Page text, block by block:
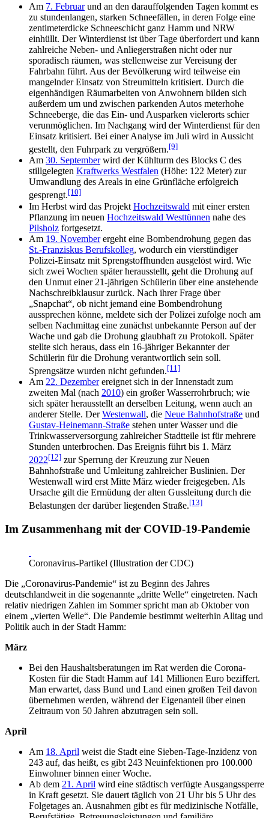
Am 7. Februarund an den darauffolgenden Tagen kommt es
zu stundenlangen, starken Schneefällen, in deren Folge eine
zentimeterdicke Schneeschicht ganz Hamm und NRW
einhüllt. Der Winterdienst ist über Tage überfordert und kann
zahlreiche Neben- und Anliegerstraßen nicht oder nur
sporadisch räumen, was stellenweise zur Vereisung der
Fahrbahn führt. Aus der Bevölkerung wird teilweise ein
mangelnder Einsatz von Streumitteln kritisiert. Durch die
eigenhändigen Räumarbeiten von Anwohnern bilden sich
außerdem um und zwischen parkenden Autos meterhohe
Schneeberge, die das Ein- und Ausparken vielerorts schier
verunmöglichen. Im Nachgang wird der Winterdienst für den
Einsatz kritisiert. Bei einer Analyse im Juli wird in Aussicht
gestellt, den Fuhrpark zu vergrößern.[9]
Am 30. Septemberwird der Kühlturm des Blocks C des
stillgelegten Kraftwerks Westfalen (Höhe: 122 Meter) zur
Umwandlung des Areals in eine Grünfläche erfolgreich
gesprengt.[10]
Im Herbst wird das Projekt Hochzeitswald mit einer ersten
Pflanzung im neuen Hochzeitswald Westtünnen nahe des
Pilsholz fortgesetzt.
Am 19. Novemberergeht eine Bombendrohung gegen das
St.-Franziskus Berufskolleg, wodurch ein vierstündiger
Polizei-Einsatz mit Sprengstoffhunden ausgelöst wird. Wie
sich zwei Wochen später herausstellt, geht die Drohung auf
den Unmut einer 21-jährigen Schülerin über eine anstehende
Nachschreibklausur zurück. Nach ihrer Frage über
„Snapchat“, ob nicht jemand eine Bombendrohung
aussprechen könne, meldete sich der Polizei zufolge noch am
selben Nachmittag eine zunächst unbekannte Person auf der
Wache und gab die Drohung glaubhaft zu Protokoll. Später
stellte sich heraus, dass ein 16-jähriger Bekannter der
Schülerin für die Drohung verantwortlich sein soll.
Sprengsätze wurden nicht gefunden.[11]
Am 22. Dezemberereignet sich in der Innenstadt zum
zweiten Mal (nach 2010) ein großer Wasserrohrbruch; wie
sich später herausstellt an derselben Leitung, wenn auch an
anderer Stelle. DerWestenwall, die Neue Bahnhofstraße und
Gustav-Heinemann-Straße stehen unter Wasser und die
Trinkwasserversorgung zahlreicher Stadtteile ist für mehrere
Stunden unterbrochen. Das Ereignis führt bis 1. März
2022[12] zur Sperrung der Kreuzung zur Neuen
Bahnhofstraße und Umleitung zahlreicher Buslinien. Der
Westenwall wird erst Mitte März wieder freigegeben. Als
Ursache gilt die Ermüdung der alten Gussleitung durch die
Belastungen der darüber liegenden Straße.[13]
Im Zusammenhang mit der COVID-19-Pandemie
Coronavirus-Partikel (Illustration der CDC)
Die „Coronavirus-Pandemie“ ist zu Beginn des Jahres
deutschlandweit in die sogenannte „dritte Welle“ eingetreten. Nach
relativ niedrigen Zahlen im Sommer spricht man ab Oktober von
einem „vierten Welle“. Die Pandemie bestimmt weiterhin Alltag und
Politik auch in der Stadt Hamm:
März
Bei den Haushaltsberatungen im Rat werden die Corona-
Kosten für die Stadt Hamm auf 141 Millionen Euro beziffert.
Man erwartet, dass Bund und Land einen großen Teil davon
übernehmen werden, während der Eigenanteil über einen
Zeitraum von 50 Jahren abzutragen sein soll.
April
Am 18. April weist die Stadt eine Sieben-Tage-Inzidenz von
243 auf, das heißt, es gibt 243 Neuinfektionen pro 100.000
Einwohner binnen einer Woche.
Ab dem 21. April wird eine städtisch verfügte Ausgangssperre
in Kraft gesetzt. Sie dauert täglich von 21 Uhr bis 5 Uhr des
Folgetages an. Ausnahmen gibt es für medizinische Notfälle,